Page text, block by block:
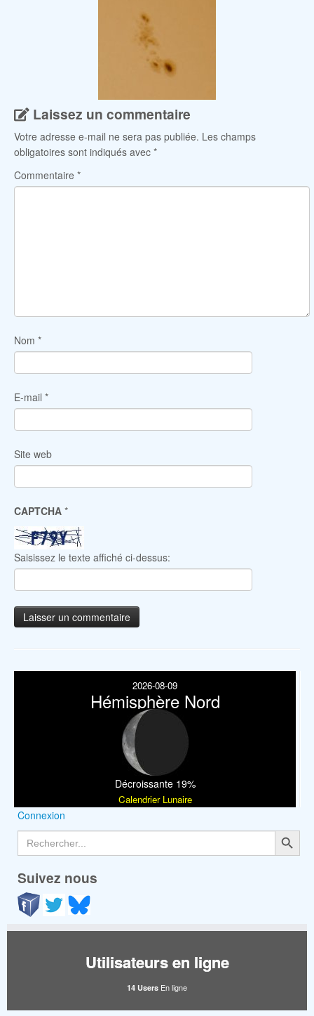
Laissez un commentaire
Votre adresse e-mail ne sera pas publiée. Les champs
obligatoires sont indiqués avec *
Commentaire *
Nom *
E-mail *
Site web
CAPTCHA *
Saisissez le texte affiché ci-dessus:
2026-08-09
Hémisphère Nord
Décroissante 19%
Calendrier Lunaire
Connexion
Search
for:
Search Button
Suivez nous
Utilisateurs en ligne
14 Users En ligne